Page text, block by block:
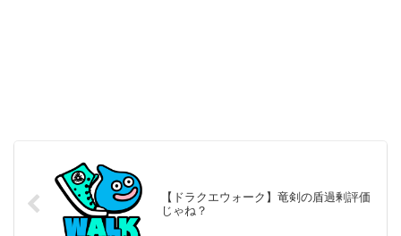
【ドラクエウォーク】竜剣の盾過剰評価
じゃね？